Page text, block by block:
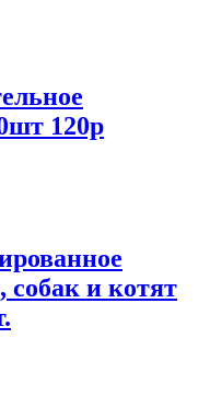
120р
собак и котят